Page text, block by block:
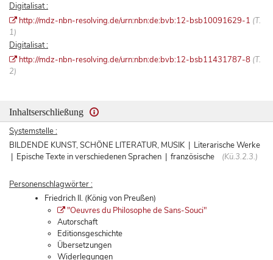
Digitalisat :
http://mdz-nbn-resolving.de/urn:nbn:de:bvb:12-bsb10091629-1 (T.
1)
Digitalisat :
http://mdz-nbn-resolving.de/urn:nbn:de:bvb:12-bsb11431787-8 (T.
2)
Inhaltserschließung
Systemstelle :
BILDENDE KUNST, SCHÖNE LITERATUR, MUSIK | Literarische Werke
| Epische Texte in verschiedenen Sprachen | französische
(Kü.3.2.3.)
Personenschlagwörter :
Friedrich II. (König von Preußen)
"Oeuvres du Philosophe de Sans-Souci"
Autorschaft
Editionsgeschichte
Übersetzungen
Widerlegungen